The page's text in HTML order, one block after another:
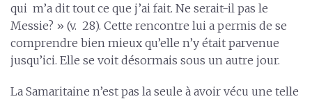
qui m’a dit tout ce que j’ai fait. Ne serait-il pas le
Messie? » (v. 28). Cette rencontre lui a permis de se
comprendre bien mieux qu’elle n’y était parvenue
jusqu’ici. Elle se voit désormais sous un autre jour.
La Samaritaine n’est pas la seule à avoir vécu une telle